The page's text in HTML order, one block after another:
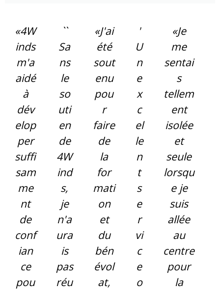
«4W
inds
m'a
aidé
à
dév
elop
per
suffi
sam
me
nt
de
conf
ian
ce
pou
``
Sa
ns
le
so
uti
en
de
4W
ind
s,
je
n'a
ura
is
pas
réu
«J'ai
été
sout
enu
pou
r
faire
de
la
for
mati
on
et
du
bén
évol
at,
'
U
n
e
x
c
el
le
n
t
s
e
r
vi
c
e
o
«Je
me
sentai
s
tellem
ent
isolée
et
seule
lorsqu
e je
suis
allée
au
centre
pour
la